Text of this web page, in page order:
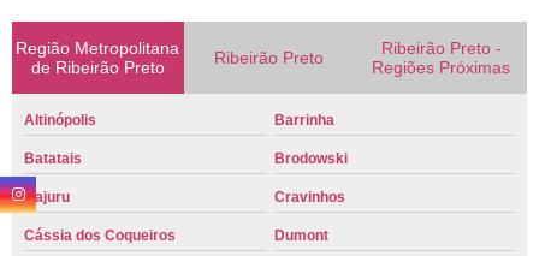
Região Metropolitana
de Ribeirão Preto
Ribeirão Preto
Ribeirão Preto -
Regiões Próximas
Altinópolis Barrinha
Batatais Brodowski
Cajuru Cravinhos
Cássia dos Coqueiros Dumont